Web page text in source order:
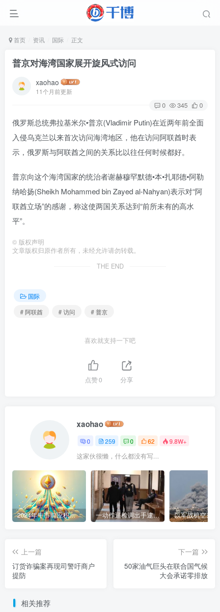
首页 资讯 国际 正文
普京对海湾国家展开旋风式访问
xaohao
11个月前更新
0 345 0
俄罗斯总统弗拉基米尔•普京(Vladimir Putin)在近两年前全面
入侵乌克兰以来首次访问海湾地区，他在访问阿联酋时表
示，俄罗斯与阿联酋之间的关系比以往任何时候都好。
普京向这个海湾国家的统治者谢赫穆罕默德•本•扎耶德•阿勒
纳哈扬(Sheikh Mohammed bin Zayed al-Nahyan)表示对“阿
联酋立场”的感谢，称这使两国关系达到“前所未有的高水
平”。
© 版权声明
文章版权归原作者所有，未经允许请勿转载。
THE END
国际
# 阿联酋
# 访问 # 普京
喜欢就支持一下吧
点赞0 分享
xaohao
0 259 0 62 9.8W+
这家伙很懒，什么都没有写...
2024年牛市前应积累的9种加密货币 一动作逼检调出手逮人 陈盈助暴富史起底
上一篇
订货诈骗案再现司警吁商户
提防
下一篇
50家油气巨头在联合国气候
大会承诺零排放
相关推荐